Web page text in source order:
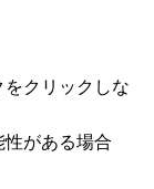
クリックしな
がある場合